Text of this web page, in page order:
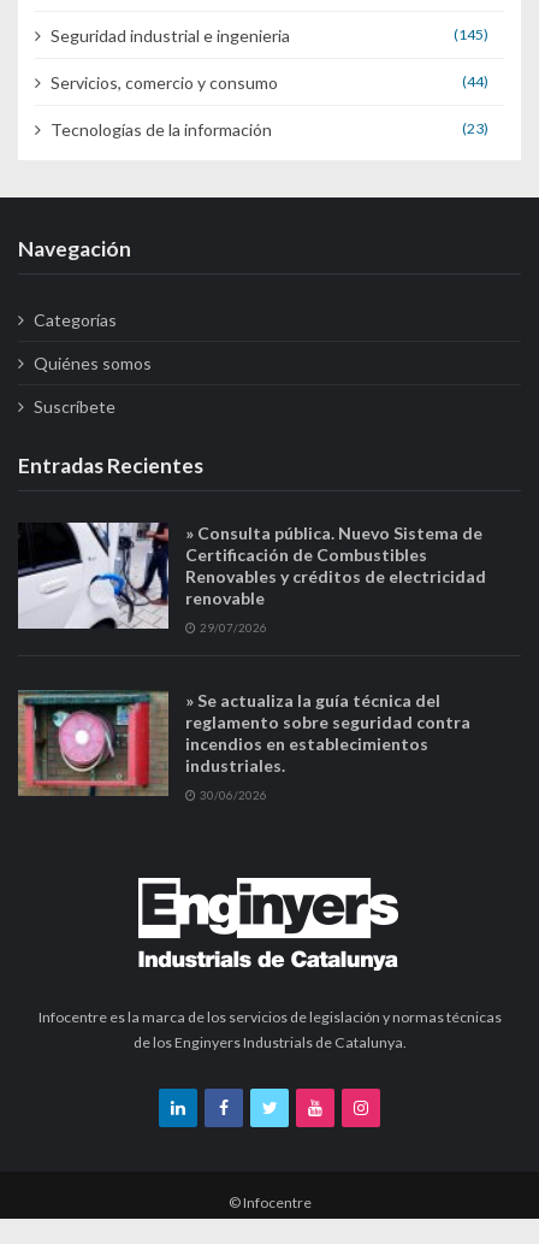
Seguridad industrial e ingenieria (145)
Servicios, comercio y consumo (44)
Tecnologías de la información (23)
Navegación
Categorías
Quiénes somos
Suscríbete
Entradas Recientes
» Consulta pública. Nuevo Sistema de
Certificación de Combustibles
Renovables y créditos de electricidad
renovable
29/07/2026
» Se actualiza la guía técnica del
reglamento sobre seguridad contra
incendios en establecimientos
industriales.
30/06/2026
Infocentre es la marca de los servicios de legislación y normas técnicas
de los Enginyers Industrials de Catalunya.
© Infocentre